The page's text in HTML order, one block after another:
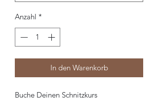
Anzahl *
In den Warenkorb
Buche Deinen Schnitzkurs